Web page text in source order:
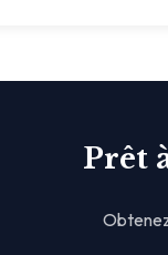
Prêt